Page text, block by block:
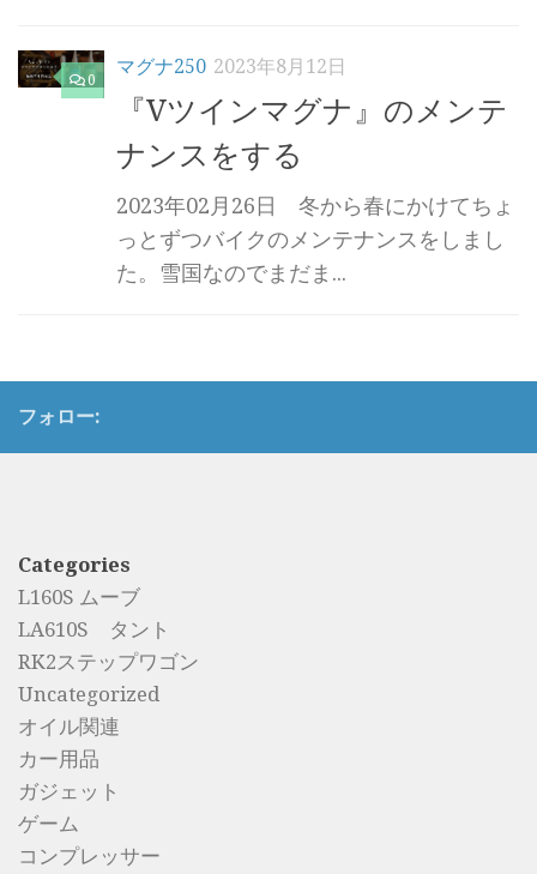
0
マグナ250 2023年8月12日
『Vツインマグナ』のメンテ
ナンスをする
2023年02月26日 冬から春にかけてちょ
っとずつバイクのメンテナンスをしまし
た。雪国なのでまだま...
フォロー:
Categories
L160S ムーブ
LA610S タント
RK2ステップワゴン
Uncategorized
オイル関連
カー用品
ガジェット
ゲーム
コンプレッサー